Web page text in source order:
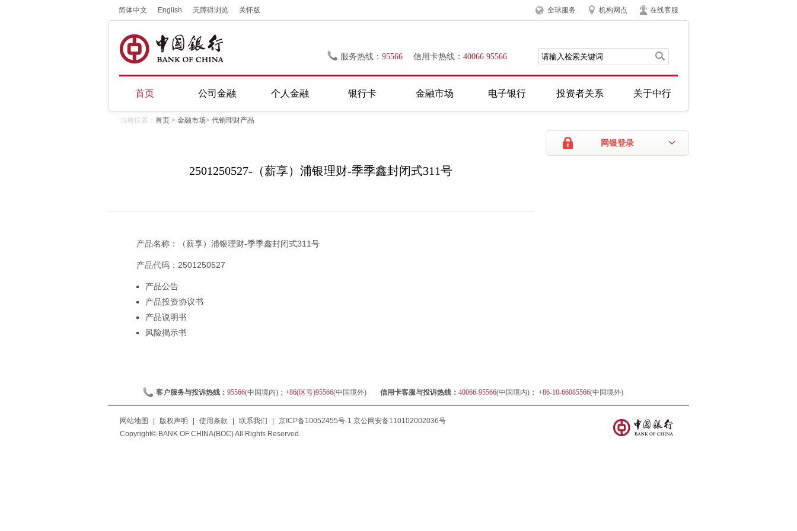
简体中文 English 无障碍浏览 关怀版 全球服务 机构网点 在线客服
服务热线： 95566 信用卡热线： 40066 95566
首页 公司金融 个人金融 银行卡 金融市场 电子银行 投资者关系 关于中行
当前位置： 首页 > 金融市场> 代销理财产品
网银登录
2501250527-（薪享）浦银理财-季季鑫封闭式311号
产品名称：（薪享）浦银理财-季季鑫封闭式311号
产品代码：2501250527
产品公告
产品投资协议书
产品说明书
风险揭示书
客户服务与投诉热线： 95566(中国境内)； +86(区号)95566(中国境外) 信用卡客服与投诉热线： 40066-95566(中国境内)； +86-10-66085566(中国境外)
网站地图 版权声明 使用条款 联系我们 京ICP备10052455号-1 京公网安备110102002036号
Copyright© BANK OF CHINA(BOC) All Rights Reserved.